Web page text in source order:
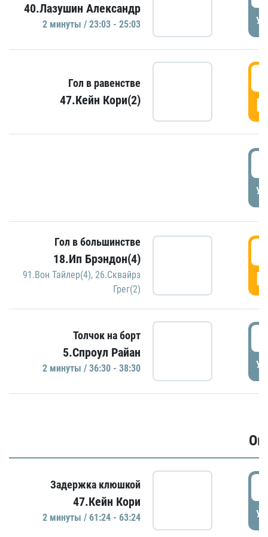
40.Лазушин Александр
2 минуты / 23:03 - 25:03
Гол в равенстве
47.Кейн Кори(2)
Гол в большинстве
18.Ип Брэндон(4)
91.Вон Тайлер(4), 26.Сквайрз
Грег(2)
Толчок на борт
5.Спроул Райан
2 минуты / 36:30 - 38:30
Задержка клюшкой
47.Кейн Кори
2 минуты / 61:24 - 63:24